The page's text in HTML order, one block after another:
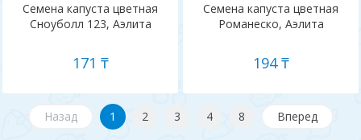
Семена капуста цветная
Сноуболл 123, Аэлита
171 ₸
Семена капуста цветная
Романеско, Аэлита
194 ₸
Назад 1 2 3 4 8 Вперед